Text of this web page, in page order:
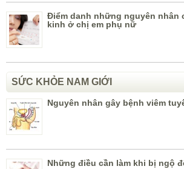
Điểm danh những nguyên nhân
kinh ở chị em phụ nữ
SỨC KHỎE NAM GIỚI
Nguyên nhân gây bệnh viêm
Những điều cần làm khi bị ngộ